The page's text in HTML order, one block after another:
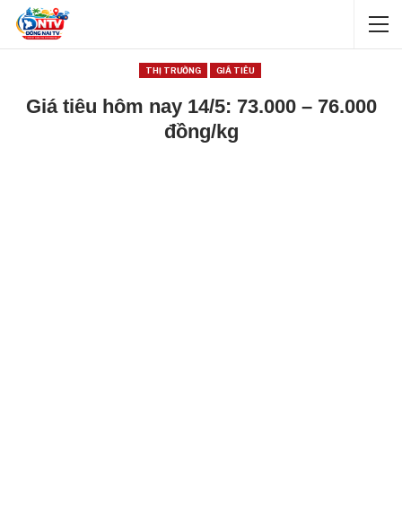
THỊ TRƯỜNG GIÁ TIÊU
Giá tiêu hôm nay 14/5: 73.000 – 76.000
đồng/kg